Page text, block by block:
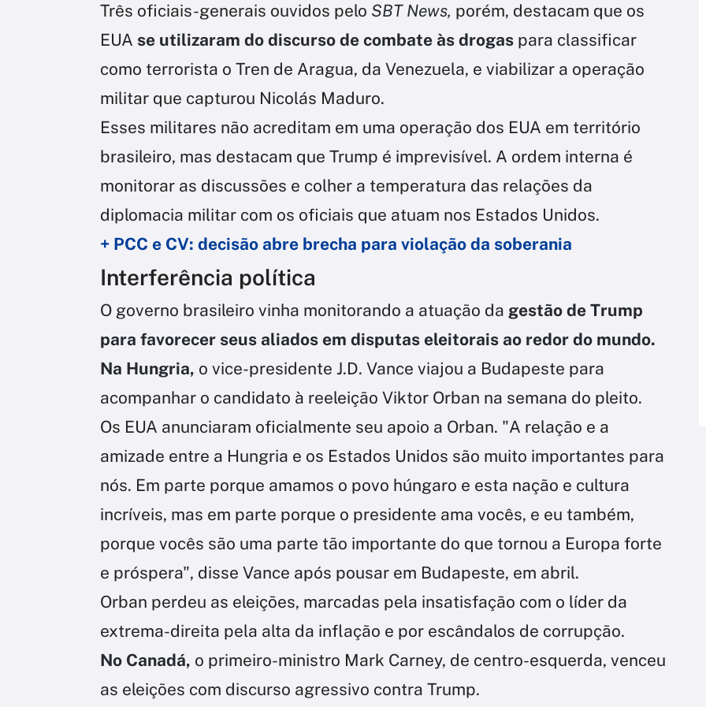
Três oficiais-generais ouvidos pelo SBT News, porém, destacam que os
EUA se utilizaram do discurso de combate às drogas para classificar
como terrorista o Tren de Aragua, da Venezuela, e viabilizar a operação
militar que capturou Nicolás Maduro.
Esses militares não acreditam em uma operação dos EUA em território
brasileiro, mas destacam que Trump é imprevisível. A ordem interna é
monitorar as discussões e colher a temperatura das relações da
diplomacia militar com os oficiais que atuam nos Estados Unidos.
+ PCC e CV: decisão abre brecha para violação da soberania
Interferência política
O governo brasileiro vinha monitorando a atuação da gestão de Trump
para favorecer seus aliados em disputas eleitorais ao redor do mundo.
Na Hungria, o vice-presidente J.D. Vance viajou a Budapeste para
acompanhar o candidato à reeleição Viktor Orban na semana do pleito.
Os EUA anunciaram oficialmente seu apoio a Orban. "A relação e a
amizade entre a Hungria e os Estados Unidos são muito importantes para
nós. Em parte porque amamos o povo húngaro e esta nação e cultura
incríveis, mas em parte porque o presidente ama vocês, e eu também,
porque vocês são uma parte tão importante do que tornou a Europa forte
e próspera", disse Vance após pousar em Budapeste, em abril.
Orban perdeu as eleições, marcadas pela insatisfação com o líder da
extrema-direita pela alta da inflação e por escândalos de corrupção.
No Canadá, o primeiro-ministro Mark Carney, de centro-esquerda, venceu
as eleições com discurso agressivo contra Trump.